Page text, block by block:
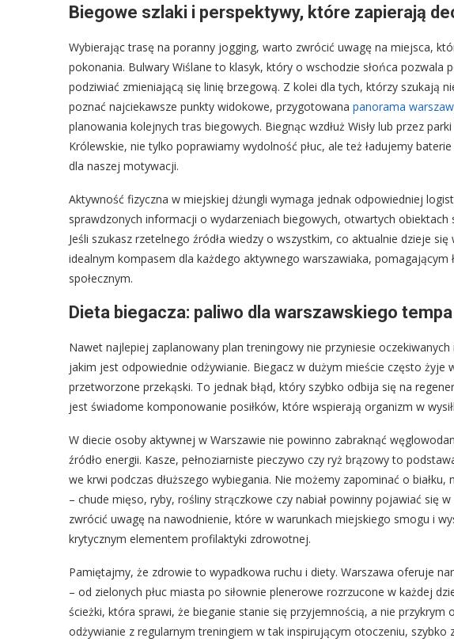
Biegowe szlaki i perspektywy, które zapierają
Wybierając trasę na poranny jogging, warto zwrócić uwagę na miejsca,
pokonania. Bulwary Wiślane to klasyk, który o wschodzie słońca pozwala
podziwiać zmieniającą się linię brzegową. Z kolei dla tych, którzy szukają
poznać najciekawsze punkty widokowe, przygotowana panorama
planowania kolejnych tras biegowych. Biegnąc wzdłuż Wisły lub przez
Królewskie, nie tylko poprawiamy wydolność płuc, ale też ładujemy
dla naszej motywacji.
Aktywność fizyczna w miejskiej dżungli wymaga jednak odpowiedniej
sprawdzonych informacji o wydarzeniach biegowych, otwartych
Jeśli szukasz rzetelnego źródła wiedzy o wszystkim, co aktualnie dzieje
idealnym kompasem dla każdego aktywnego warszawiaka, pomagającym
społecznym.
Dieta biegacza: paliwo dla warszawskiego tempa
Nawet najlepiej zaplanowany plan treningowy nie przyniesie
jakim jest odpowiednie odżywianie. Biegacz w dużym mieście często żyje
przetworzone przekąski. To jednak błąd, który szybko odbija się na
jest świadome komponowanie posiłków, które wspierają organizm w
W diecie osoby aktywnej w Warszawie nie powinno zabraknąć
źródło energii. Kasze, pełnoziarniste pieczywo czy ryż brązowy to
we krwi podczas dłuższego wybiegania. Nie możemy zapominać o
– chude mięso, ryby, rośliny strączkowe czy nabiał powinny pojawiać się
zwrócić uwagę na nawodnienie, które w warunkach miejskiego smogu i
krytycznym elementem profilaktyki zdrowotnej.
Pamiętajmy, że zdrowie to wypadkowa ruchu i diety. Warszawa oferuje
– od zielonych płuc miasta po siłownie plenerowe rozrzucone w każdej
ścieżki, która sprawi, że bieganie stanie się przyjemnością, a nie przykrym
odżywianie z regularnym treningiem w tak inspirującym otoczeniu, szybko